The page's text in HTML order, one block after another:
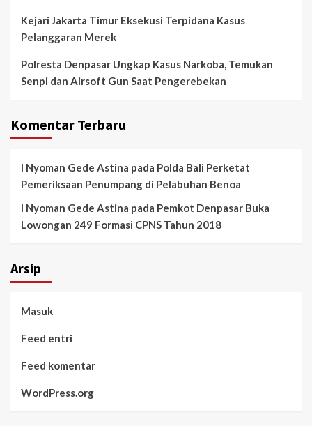
Kejari Jakarta Timur Eksekusi Terpidana Kasus
Pelanggaran Merek
Polresta Denpasar Ungkap Kasus Narkoba, Temukan
Senpi dan Airsoft Gun Saat Pengerebekan
Komentar Terbaru
I Nyoman Gede Astina pada Polda Bali Perketat
Pemeriksaan Penumpang di Pelabuhan Benoa
I Nyoman Gede Astina pada Pemkot Denpasar Buka
Lowongan 249 Formasi CPNS Tahun 2018
Arsip
Masuk
Feed entri
Feed komentar
WordPress.org